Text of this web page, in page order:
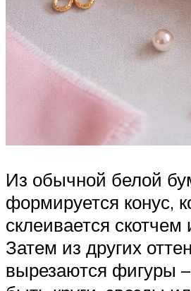
Из обычной белой
формируется конус,
склеивается
Затем из других
вырезаются фигуры –